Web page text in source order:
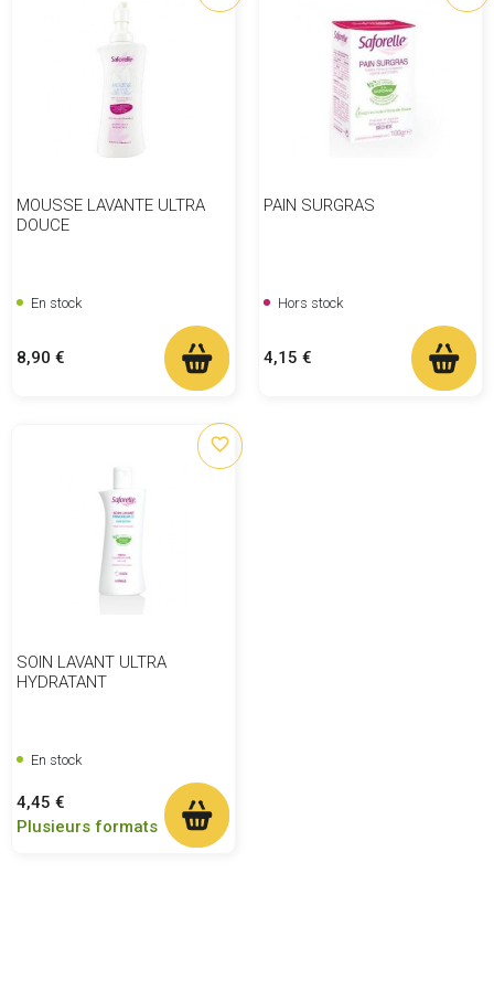
MOUSSE LAVANTE ULTRA
DOUCE
En stock
Prix
8,90 €
PAIN SURGRAS
Hors stock
Prix
4,15 €
SOIN LAVANT ULTRA
HYDRATANT
favorite_border
En stock
Prix
4,45 €
Plusieurs formats